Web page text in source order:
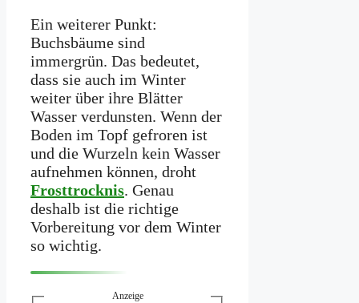
Ein weiterer Punkt:
Buchsbäume sind
immergrün. Das bedeutet,
dass sie auch im Winter
weiter über ihre Blätter
Wasser verdunsten. Wenn der
Boden im Topf gefroren ist
und die Wurzeln kein Wasser
aufnehmen können, droht
Frosttrocknis. Genau
deshalb ist die richtige
Vorbereitung vor dem Winter
so wichtig.
Anzeige